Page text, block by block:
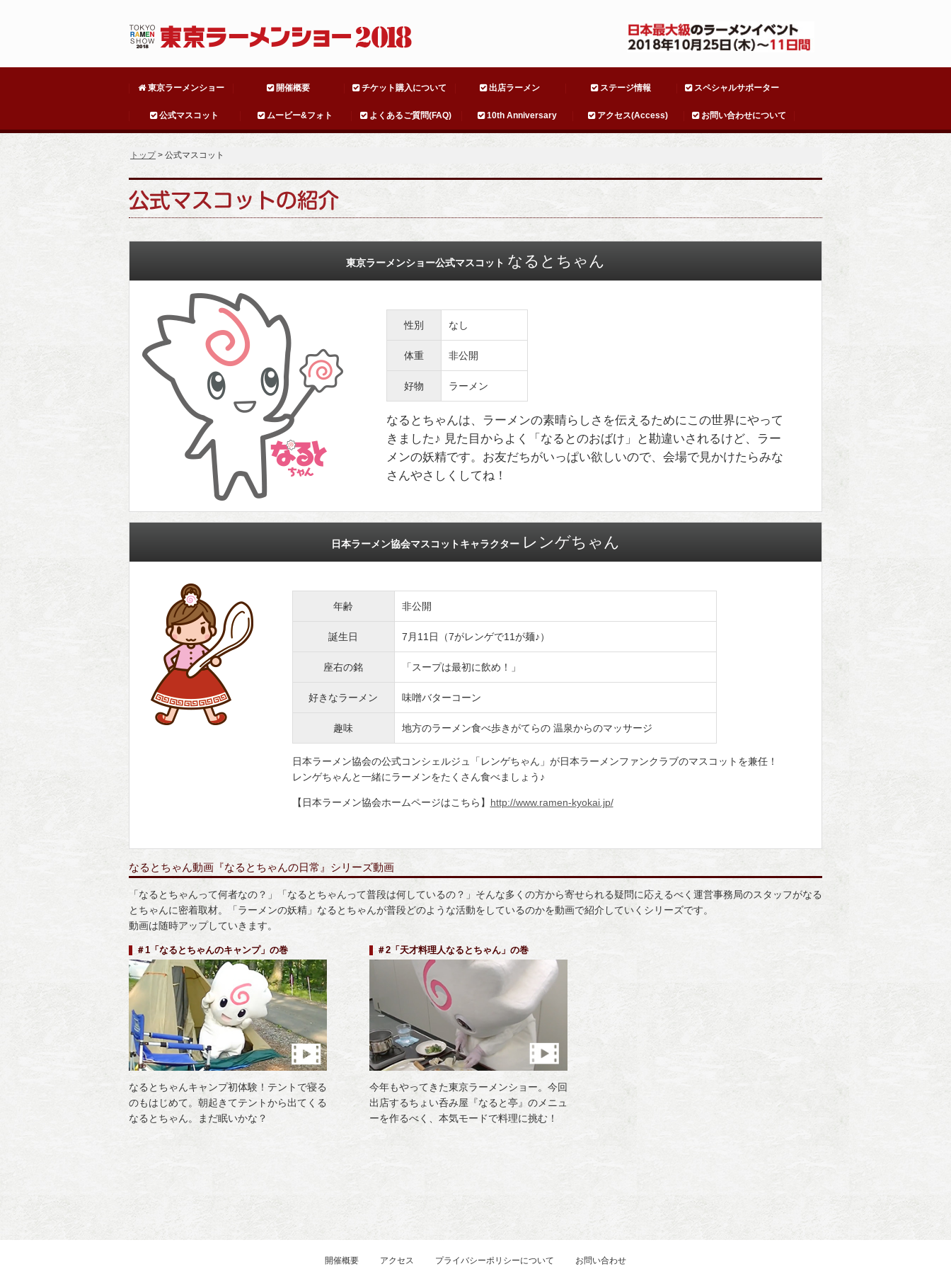
東京ラーメンショー 開催概要 チケット購入について 出店ラーメン ステージ情報 スペシャルサポーター
公式マスコット ムービー&フォト よくあるご質問(FAQ) 10th Anniversary アクセス(Access) お問い合わせについて
トップ> 公式マスコット
東京ラーメンショー公式マスコット なるとちゃん
性別 なし
体重 非公開
好物 ラーメン
なるとちゃんは、ラーメンの素晴らしさを伝えるためにこの世界にやって
きました♪ 見た目からよく「なるとのおばけ」と勘違いされるけど、ラー
メンの妖精です。お友だちがいっぱい欲しいので、会場で見かけたらみな
さんやさしくしてね！
日本ラーメン協会マスコットキャラクター レンゲちゃん
年齢 非公開
誕生日 7月11日（7がレンゲで11が麺♪）
座右の銘 「スープは最初に飲め！」
好きなラーメン 味噌バターコーン
趣味 地方のラーメン食べ歩きがてらの 温泉からのマッサージ
日本ラーメン協会の公式コンシェルジュ「レンゲちゃん」が日本ラーメンファンクラブのマスコットを兼任！
レンゲちゃんと一緒にラーメンをたくさん食べましょう♪
【日本ラーメン協会ホームページはこちら】 http://www.ramen-kyokai.jp/
なるとちゃん動画『なるとちゃんの日常』シリーズ動画
「なるとちゃんって何者なの？」「なるとちゃんって普段は何しているの？」そんな多くの方から寄せられる疑問に応えるべく運営事務局のスタッフがなる
とちゃんに密着取材。「ラーメンの妖精」なるとちゃんが普段どのような活動をしているのかを動画で紹介していくシリーズです。
動画は随時アップしていきます。
＃1「なるとちゃんのキャンプ」の巻
なるとちゃんキャンプ初体験！テントで寝る
のもはじめて。朝起きてテントから出てくる
なるとちゃん。まだ眠いかな？
＃2「天才料理人なるとちゃん」の巻
今年もやってきた東京ラーメンショー。今回
出店するちょい呑み屋『なると亭』のメニュ
ーを作るべく、本気モードで料理に挑む！
開催概要 アクセス プライバシーポリシーについて お問い合わせ